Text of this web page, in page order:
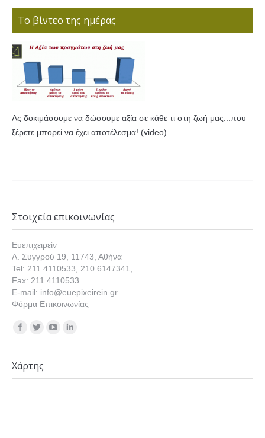
Το βίντεο της ημέρας
Ας δοκιμάσουμε να δώσουμε αξία σε κάθε τι στη ζωή μας...που
ξέρετε μπορεί να έχει αποτέλεσμα! (video)
Στοιχεία επικοινωνίας
Ευεπιχειρείν
Λ. Συγγρού 19, 11743, Αθήνα
Tel: 211 4110533, 210 6147341,
Fax: 211 4110533
E-mail: info@euepixeirein.gr
Φόρμα Επικοινωνίας
Find us on:
Χάρτης